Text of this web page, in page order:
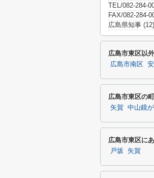
TEL/082-284-
FAX/082-284-
広島県知事
広島市東区以
広島市南区
広島市東区の
矢賀 中山鏡
広島市東区に
戸坂 矢賀